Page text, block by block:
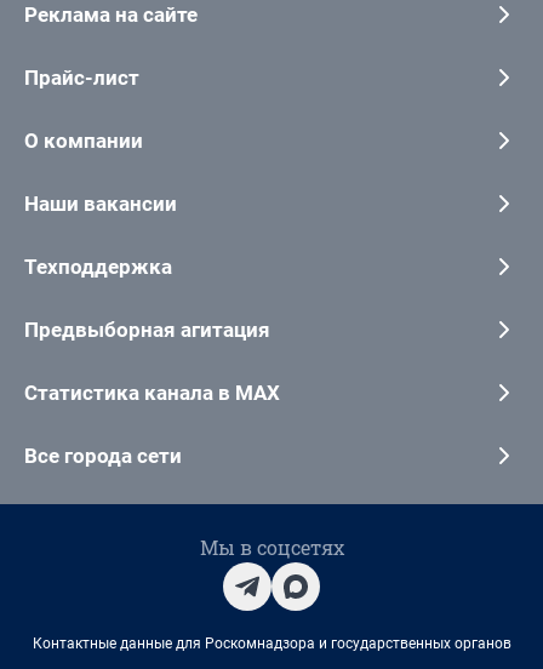
Реклама на сайте
Прайс-лист
О компании
Наши вакансии
Техподдержка
Предвыборная агитация
Статистика канала в MAX
Все города сети
Мы в соцсетях
Контактные данные для Роскомнадзора и государственных органов